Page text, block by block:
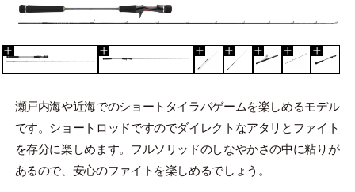
瀬戸内海や近海でのショートタイラバゲームを楽しめるモデル
です。ショートロッドですのでダイレクトなアタリとファイト
を存分に楽しめます。フルソリッドのしなやかさの中に粘りが
あるので、安心のファイトを楽しめるでしょう。